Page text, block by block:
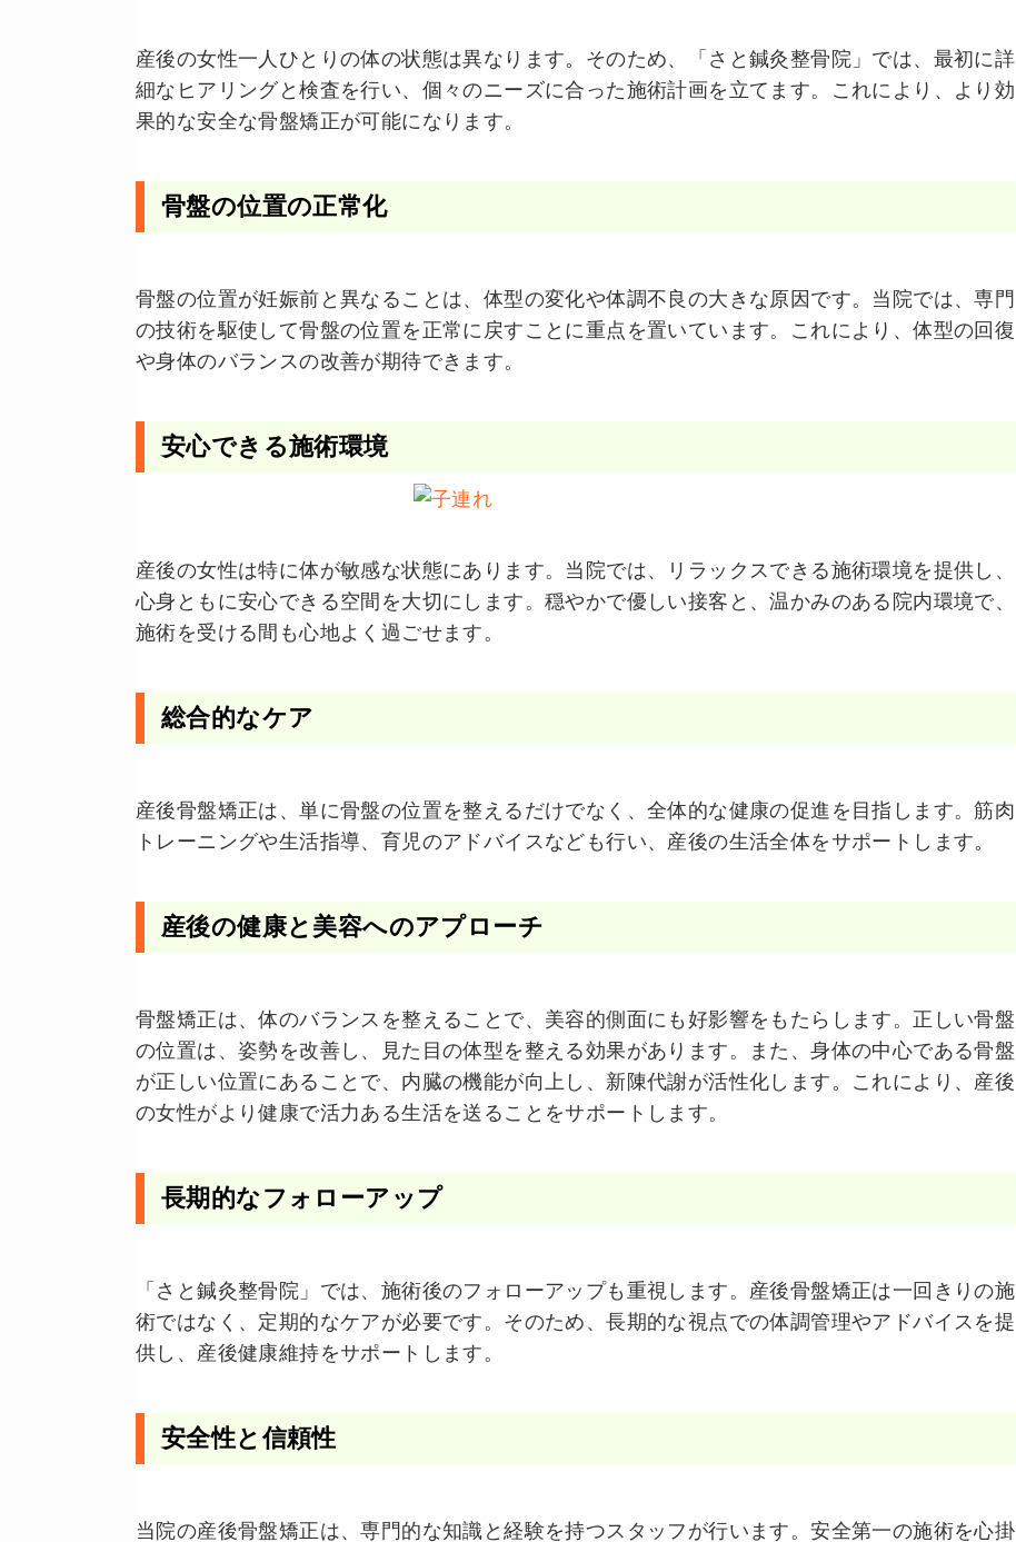
産後の女性一人ひとりの体の状態は異なります。そのため、「さと鍼灸整骨院」では、最初に詳
細なヒアリングと検査を行い、個々のニーズに合った施術計画を立てます。これにより、より効
果的な安全な骨盤矯正が可能になります。
骨盤の位置の正常化
骨盤の位置が妊娠前と異なることは、体型の変化や体調不良の大きな原因です。当院では、専門
の技術を駆使して骨盤の位置を正常に戻すことに重点を置いています。これにより、体型の回復
や身体のバランスの改善が期待できます。
安心できる施術環境
産後の女性は特に体が敏感な状態にあります。当院では、リラックスできる施術環境を提供し、
心身ともに安心できる空間を大切にします。穏やかで優しい接客と、温かみのある院内環境で、
施術を受ける間も心地よく過ごせます。
総合的なケア
産後骨盤矯正は、単に骨盤の位置を整えるだけでなく、全体的な健康の促進を目指します。筋肉
トレーニングや生活指導、育児のアドバイスなども行い、産後の生活全体をサポートします。
産後の健康と美容へのアプローチ
骨盤矯正は、体のバランスを整えることで、美容的側面にも好影響をもたらします。正しい骨盤
の位置は、姿勢を改善し、見た目の体型を整える効果があります。また、身体の中心である骨盤
が正しい位置にあることで、内臓の機能が向上し、新陳代謝が活性化します。これにより、産後
の女性がより健康で活力ある生活を送ることをサポートします。
長期的なフォローアップ
「さと鍼灸整骨院」では、施術後のフォローアップも重視します。産後骨盤矯正は一回きりの施
術ではなく、定期的なケアが必要です。そのため、長期的な視点での体調管理やアドバイスを提
供し、産後健康維持をサポートします。
安全性と信頼性
当院の産後骨盤矯正は、専門的な知識と経験を持つスタッフが行います。安全第一の施術を心掛